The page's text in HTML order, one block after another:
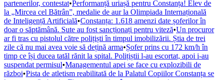
partenerilor, contestat•Performanță uriașă pentru Constanța! Elev de
la „Mircea cel Bătrân”, medalie de aur la Olimpiada Internațională
de Inteligență Artificială•Constanța: 1.618 amenzi date șoferilor în
doar o săptămână. Sute au fost sancționați pentru viteză•Un procuror
ar fi tras cu pistolul către polițiști în timpul imobilizării. Știa de trei
zile că nu mai avea voie să dețină arma•Șofer prins cu 172 km/h în
timp ce își ducea tatăl rănit la spital. Polițiștii l-au escortat, apoi i-au
suspendat permisul•Managementul apei se face cu explozibili de
război•Pista de atletism reabilitată de la Palatul Copiilor Constanța se